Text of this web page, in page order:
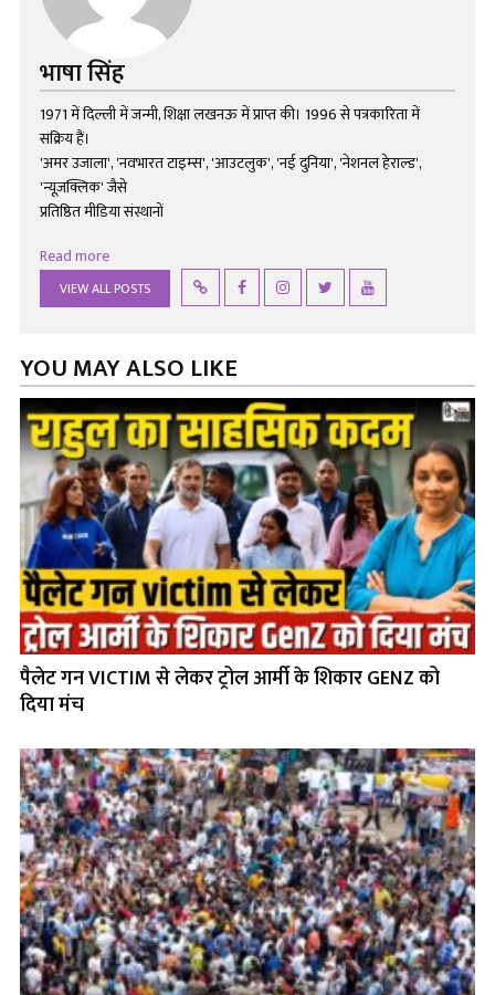
भाषा सिंह
1971 में दिल्ली में जन्मी, शिक्षा लखनऊ में प्राप्त की। 1996 से पत्रकारिता में
सक्रिय हैं।
'अमर उजाला', 'नवभारत टाइम्स', 'आउटलुक', 'नई दुनिया', 'नेशनल हेराल्ड',
'न्यूज़क्लिक' जैसे
प्रतिष्ठित मीडिया संस्थानों
Read more
VIEW ALL POSTS
YOU MAY ALSO LIKE
पैलेट गन VICTIM से लेकर ट्रोल आर्मी के शिकार GENZ को
दिया मंच